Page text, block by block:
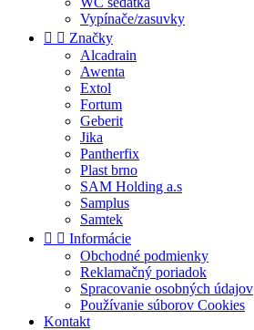
Vypínače/zasuvky
  Značky
Alcadrain
Awenta
Extol
Fortum
Geberit
Jika
Pantherfix
Plast brno
SAM Holding a.s
Samplus
Samtek
  Informácie
Obchodné podmienky
Reklamačný poriadok
Spracovanie osobných údajov
Používanie súborov Cookies
Kontakt